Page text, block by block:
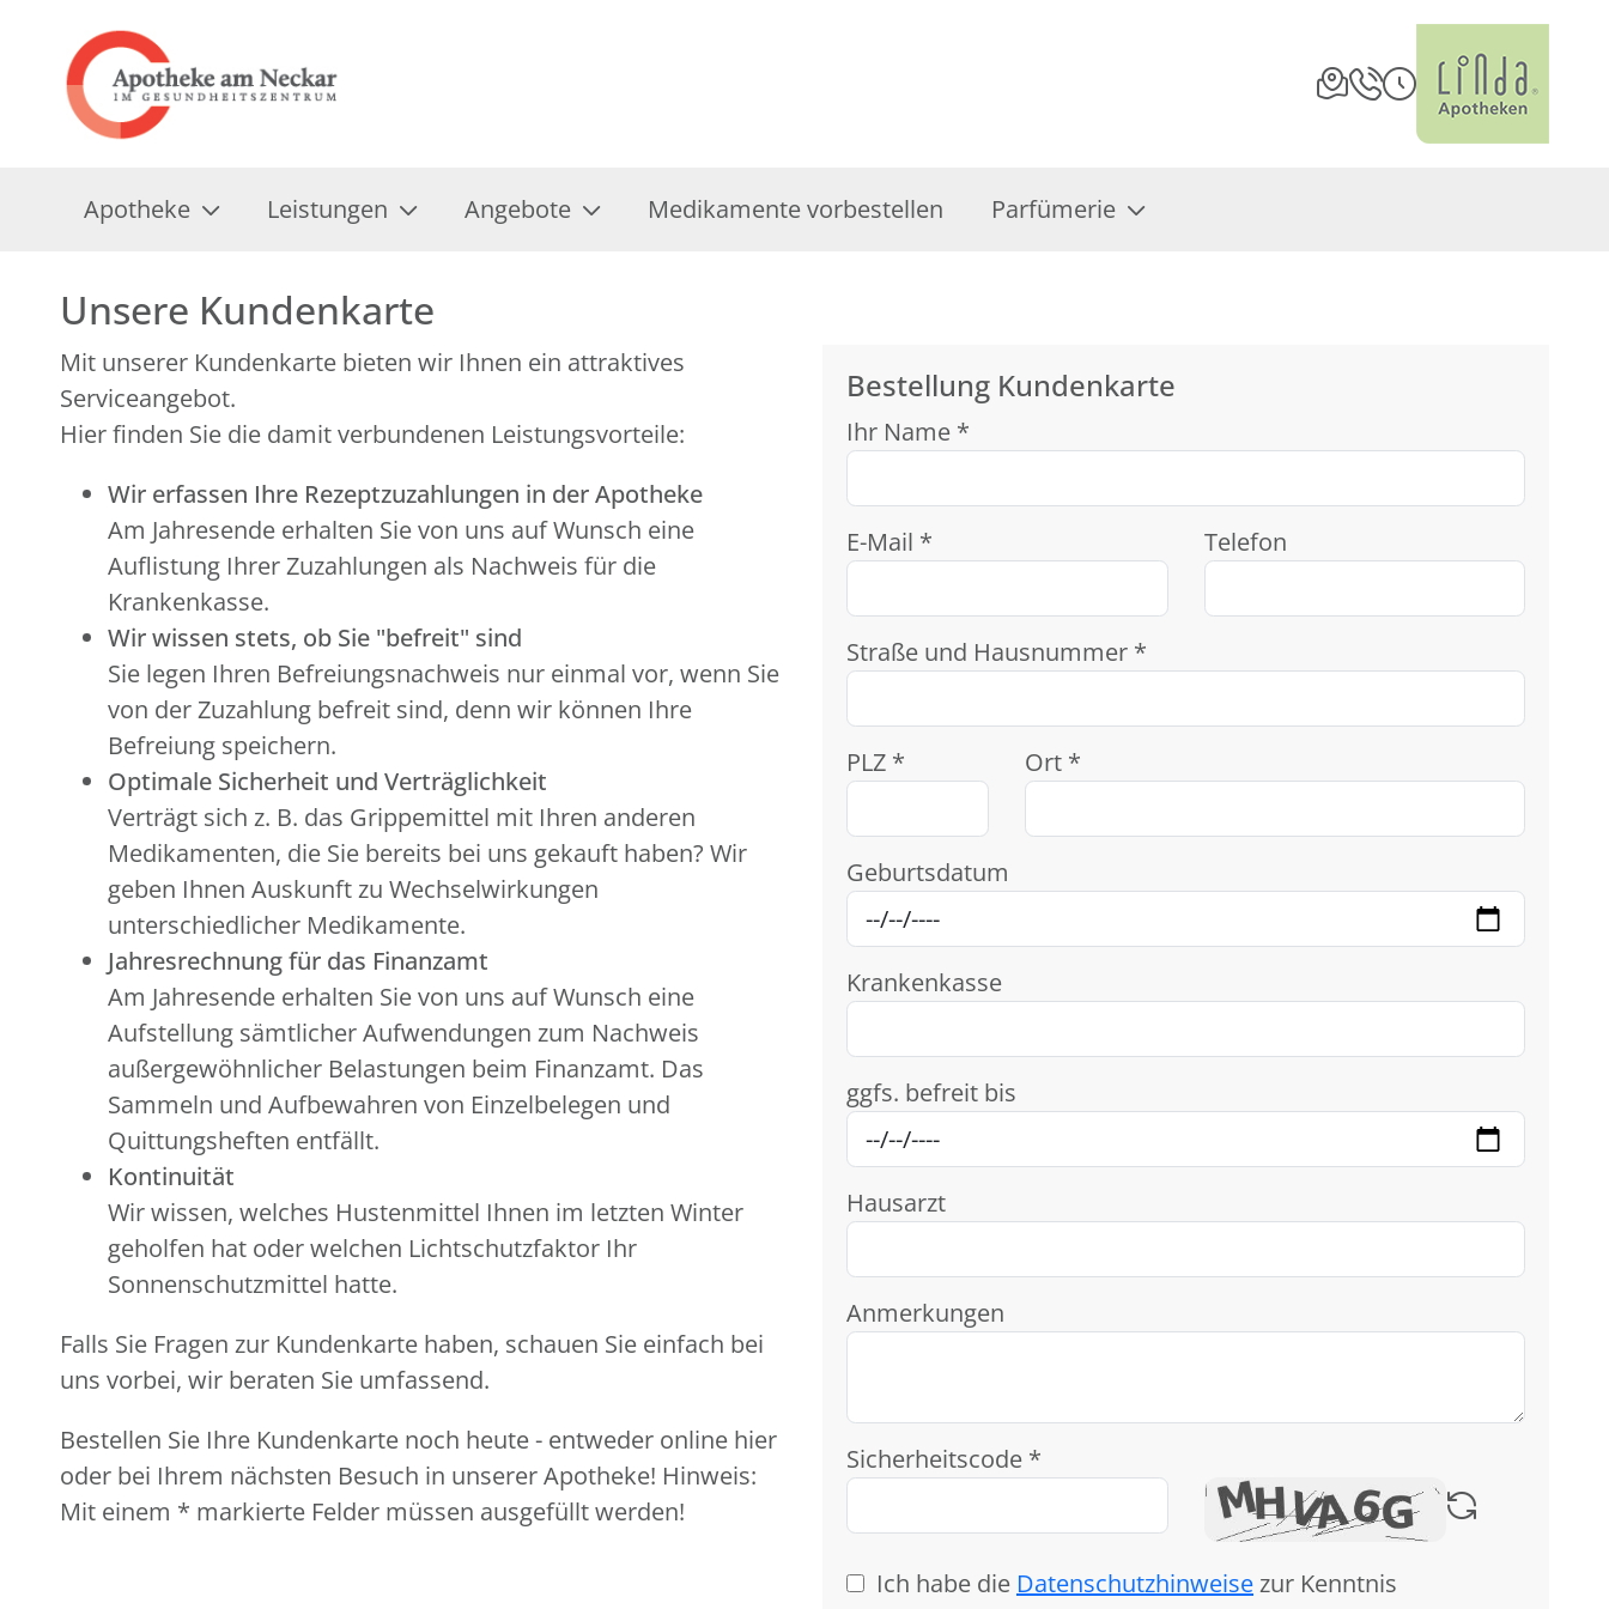
Apotheke Leistungen Angebote Medikamente vorbestellen Parfümerie
Unsere Kundenkarte
Mit unserer Kundenkarte bieten wir Ihnen ein attraktives
Serviceangebot.
Hier finden Sie die damit verbundenen Leistungsvorteile:
Wir erfassen Ihre Rezeptzuzahlungen in der Apotheke
Am Jahresende erhalten Sie von uns auf Wunsch eine
Auflistung Ihrer Zuzahlungen als Nachweis für die
Krankenkasse.
Wir wissen stets, ob Sie "befreit" sind
Sie legen Ihren Befreiungsnachweis nur einmal vor, wenn Sie
von der Zuzahlung befreit sind, denn wir können Ihre
Befreiung speichern.
Optimale Sicherheit und Verträglichkeit
Verträgt sich z. B. das Grippemittel mit Ihren anderen
Medikamenten, die Sie bereits bei uns gekauft haben? Wir
geben Ihnen Auskunft zu Wechselwirkungen
unterschiedlicher Medikamente.
Jahresrechnung für das Finanzamt
Am Jahresende erhalten Sie von uns auf Wunsch eine
Aufstellung sämtlicher Aufwendungen zum Nachweis
außergewöhnlicher Belastungen beim Finanzamt. Das
Sammeln und Aufbewahren von Einzelbelegen und
Quittungsheften entfällt.
Kontinuität
Wir wissen, welches Hustenmittel Ihnen im letzten Winter
geholfen hat oder welchen Lichtschutzfaktor Ihr
Sonnenschutzmittel hatte.
Falls Sie Fragen zur Kundenkarte haben, schauen Sie einfach bei
uns vorbei, wir beraten Sie umfassend.
Bestellen Sie Ihre Kundenkarte noch heute - entweder online hier
oder bei Ihrem nächsten Besuch in unserer Apotheke! Hinweis:
Mit einem * markierte Felder müssen ausgefüllt werden!
Bestellung Kundenkarte
Ihr Name *
E-Mail * Telefon
Straße und Hausnummer *
PLZ * Ort *
Geburtsdatum
Krankenkasse
ggfs. befreit bis
Hausarzt
Anmerkungen
Sicherheitscode *
Ich habe die Datenschutzhinweisezur Kenntnis